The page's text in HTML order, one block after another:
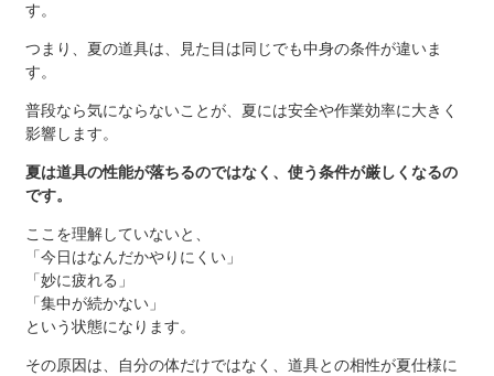
す。
つまり、夏の道具は、見た目は同じでも中身の条件が違いま
す。
普段なら気にならないことが、夏には安全や作業効率に大きく
影響します。
夏は道具の性能が落ちるのではなく、使う条件が厳しくなるの
です。
ここを理解していないと、
「今日はなんだかやりにくい」
「妙に疲れる」
「集中が続かない」
という状態になります。
その原因は、自分の体だけではなく、道具との相性が夏仕様に